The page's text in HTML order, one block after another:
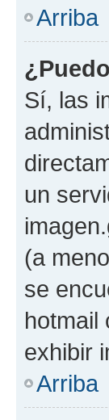
Arriba
Sí, las
un
(a
se
hotmail
exhibir
Arriba